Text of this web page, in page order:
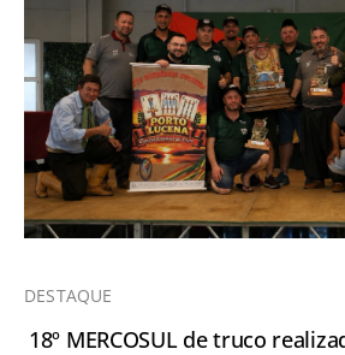
DESTAQUE
18º MERCOSUL de truco